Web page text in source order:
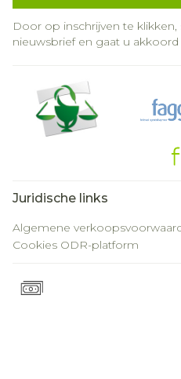
Door op inschrijven te
nieuwsbrief en gaat u
Juridische links
Algemene
Cookies ODR-platform